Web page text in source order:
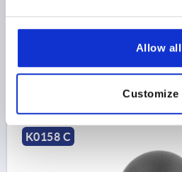
Allow all
Customize
ALTURA=22,5
$0.97
K0158 C